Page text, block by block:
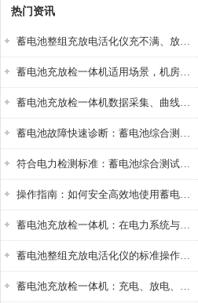
热门资讯
蓄电池整组充放电活化仪充不满、放不完怎么办？
蓄电池充放检一体机适用场景，机房基站变电站铅酸蓄电池维护检测应用
蓄电池充放检一体机数据采集、曲线分析与电池健康状态智能评估功能详解
蓄电池故障快速诊断：蓄电池综合测试仪判断落后电池的方法与标准
符合电力检测标准：蓄电池综合测试仪测试规范与精度校准方法详解
操作指南：如何安全高效地使用蓄电池智能活化仪？
蓄电池充放检一体机：在电力系统与储能设备中的创新应用，确保蓄电池性能与可靠性
蓄电池整组充放电活化仪的标准操作流程：从接线设置到充放电参数设定的安全规范
蓄电池充放检一体机：充电、放电、检测三功能集成设备